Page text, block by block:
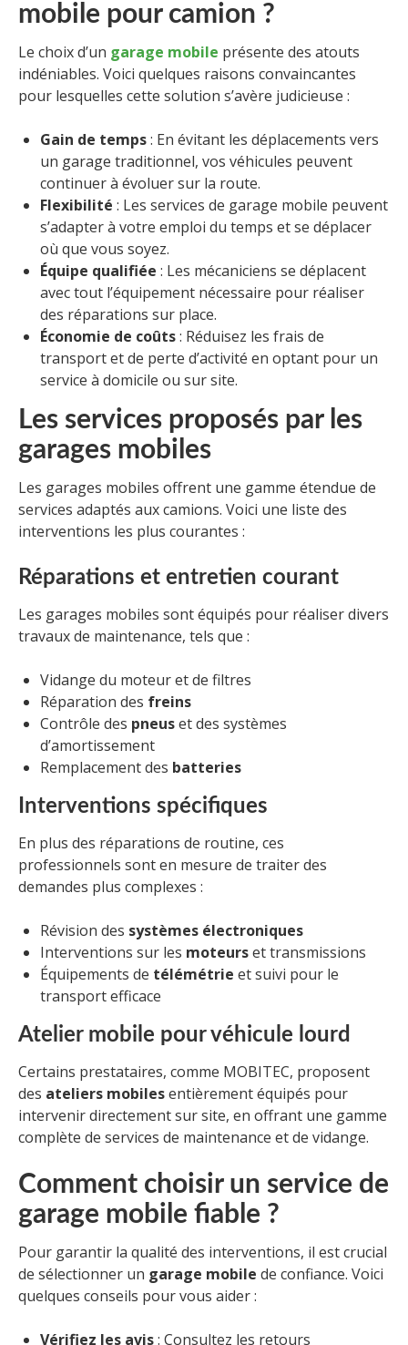
mobile pour camion ?
Le choix d’un garage mobile présente des atouts
indéniables. Voici quelques raisons convaincantes
pour lesquelles cette solution s’avère judicieuse :
Gain de temps: En évitant les déplacements vers
un garage traditionnel, vos véhicules peuvent
continuer à évoluer sur la route.
Flexibilité : Les services de garage mobile peuvent
s’adapter à votre emploi du temps et se déplacer
où que vous soyez.
Équipe qualifiée : Les mécaniciens se déplacent
avec tout l’équipement nécessaire pour réaliser
des réparations sur place.
Économie de coûts: Réduisez les frais de
transport et de perte d’activité en optant pour un
service à domicile ou sur site.
Les services proposés par les
garages mobiles
Les garages mobiles offrent une gamme étendue de
services adaptés aux camions. Voici une liste des
interventions les plus courantes :
Réparations et entretien courant
Les garages mobiles sont équipés pour réaliser divers
travaux de maintenance, tels que :
Vidange du moteur et de filtres
Réparation des freins
Contrôle des pneuset des systèmes
d’amortissement
Remplacement des batteries
Interventions spécifiques
En plus des réparations de routine, ces
professionnels sont en mesure de traiter des
demandes plus complexes :
Révision des systèmes électroniques
Interventions sur les moteurset transmissions
Équipements de télémétrie et suivi pour le
transport efficace
Atelier mobile pour véhicule lourd
Certains prestataires, comme MOBITEC, proposent
des ateliers mobilesentièrement équipés pour
intervenir directement sur site, en offrant une gamme
complète de services de maintenance et de vidange.
Comment choisir un service de
garage mobile fiable ?
Pour garantir la qualité des interventions, il est crucial
de sélectionner un garage mobile de confiance. Voici
quelques conseils pour vous aider :
Vérifiez les avis: Consultez les retours